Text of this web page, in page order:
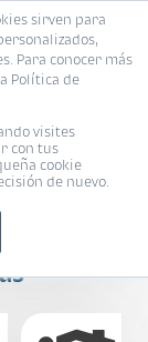
sirven para
Para conocer más
Política de
visites
con tus
cookie
de nuevo.